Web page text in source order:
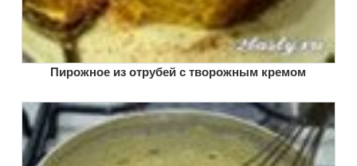
Пирожное из отрубей с творожным кремом